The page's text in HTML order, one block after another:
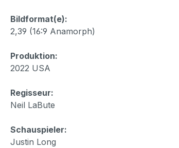
Bildformat(e):
2,39 (16:9 Anamorph)
Produktion:
2022 USA
Regisseur:
Neil LaBute
Schauspieler:
Justin Long